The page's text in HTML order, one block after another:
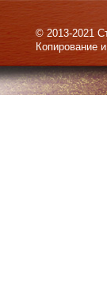
© 2013-2021
Копирование